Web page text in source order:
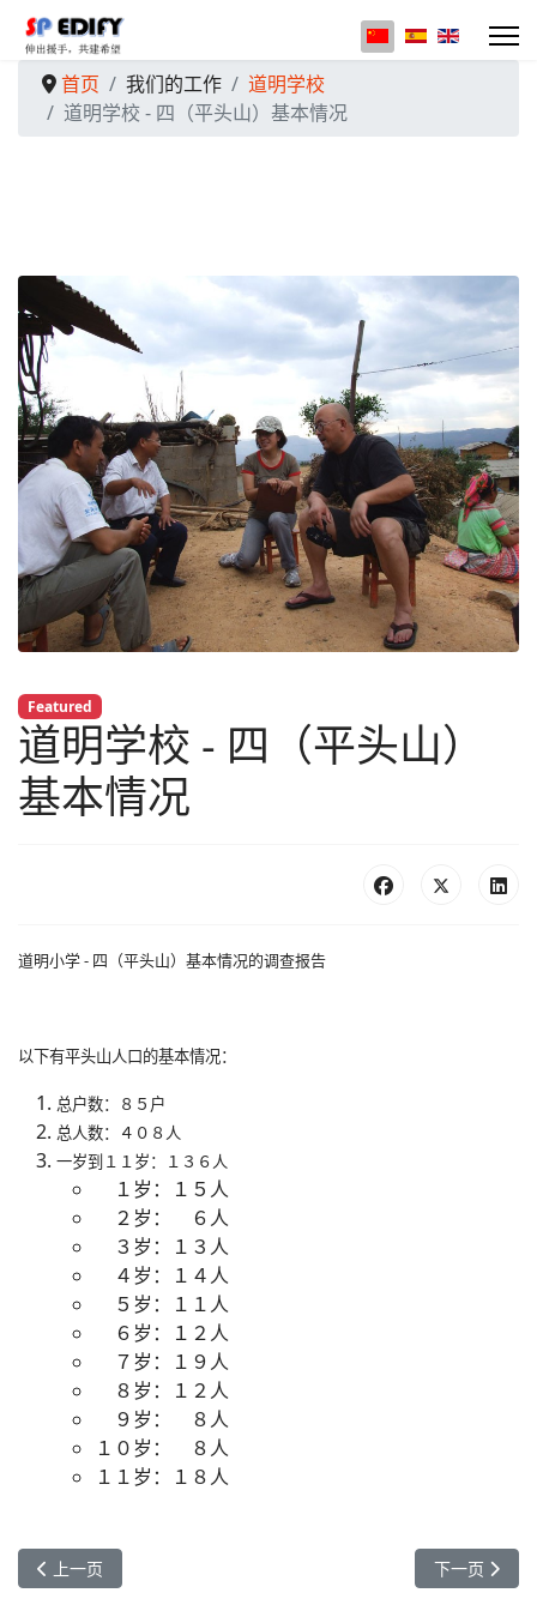
选择你的语音
首页
我们的工作
道明学校
道明学校 - 四（平头山）基本情况
Featured
道明学校 - 四（平头山）
基本情况
道明小学 - 四（平头山）基本情况的调查报告
以下有平头山人口的基本情况：
总户数：８５户
总人数：４０８人
一岁到１１岁：１３６人
１岁：１５人
２岁： ６人
３岁：１３人
４岁：１４人
５岁：１１人
６岁：１２人
７岁：１９人
８岁：１２人
９岁： ８人
１０岁： ８人
１１岁：１８人
上一篇文章: 道明三小学开学及竣工典礼
上一页 下一篇文章
下一页